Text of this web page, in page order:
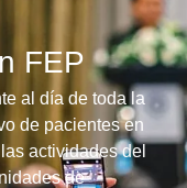
FEP
al día de toda la
de pacientes en
actividades del
de